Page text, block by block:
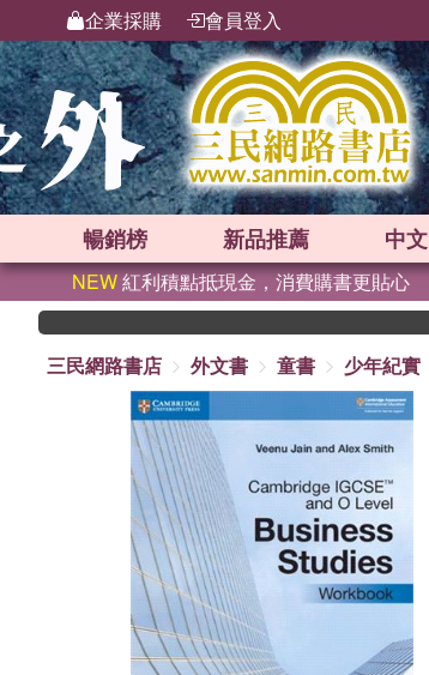
企業採購 會員登入
暢銷榜 新品推薦 中文
NEW紅利積點抵現金，消費購書更貼心
三民網路書店
外文書 童書 少年紀實